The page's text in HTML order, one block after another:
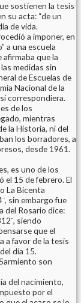
sostienen la tesis
su acta: “de un
de vida.
a imponer, en
a una escuela
que la
medidas sin
de Escuelas de
Nacional de la
correspondiera.
de los
mientras
la Historia, ni del
los borradores, a
desde 1961.
es uno de los
el 15 de febrero. El
La Bicenta
sin embargo fue
del Rosario dice:
siendo
que el
a favor de la tesis
día 15.
son
del nacimiento,
por el